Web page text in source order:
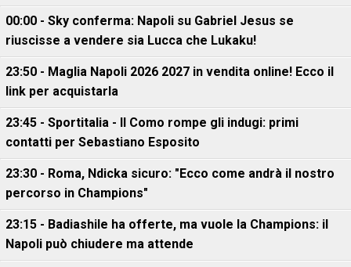
00:00 - Sky conferma: Napoli su Gabriel Jesus se
riuscisse a vendere sia Lucca che Lukaku!
23:50 - Maglia Napoli 2026 2027 in vendita online! Ecco il
link per acquistarla
23:45 - Sportitalia - Il Como rompe gli indugi: primi
contatti per Sebastiano Esposito
23:30 - Roma, Ndicka sicuro: "Ecco come andrà il nostro
percorso in Champions"
23:15 - Badiashile ha offerte, ma vuole la Champions: il
Napoli può chiudere ma attende